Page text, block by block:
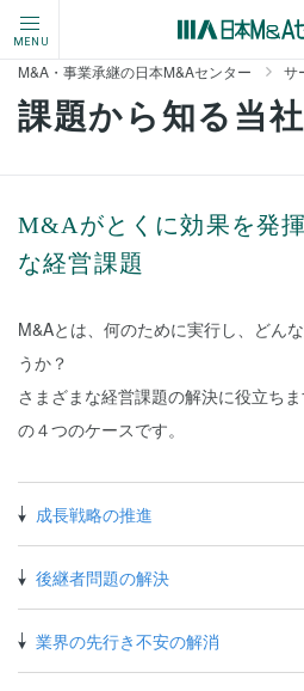
MENU
M&A・事業承継の日本M&Aセンター サ
課題から知る当
M&Aがとくに効果を発
な経営課題
M&Aとは、何のために実行し、どん
うか？
さまざまな経営課題の解決に役立ち
の４つのケースです。
成長戦略の推進
後継者問題の解決
業界の先行き不安の解消